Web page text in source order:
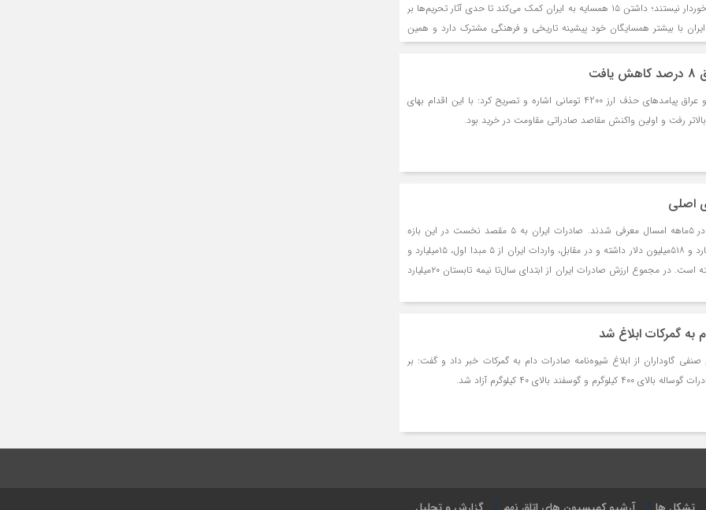
بسیاری از کشورها از آن برخوردار نیستند؛ داشتن ۱۵ همسایه به ایران کمک می‌کند تا حدی آثار تحریم‌ها بر
با بیشتر همسایگان خود پیشینه تاریخی و فرهنگی مشترک دارد و همین
را تسهیل کند. البته طبیعی است که بدون داشتن یک استراتژی مشخص
بهره‌برداری کرد. به‌طور کلی ایران برای تجارت با همسایگان با دو دسته
دبیرکل اتاق مشترک ایران و عراق پیامدهای حذف ارز 4200 تومانی اشاره و تصریح کرد: با این اقدام بهای
بالاتر رفت و اولین واکنش مقاصد صادراتی مقاومت در خرید بود.
اصلی
شرکای مهم تجاری ایران در ۵‌ماهه امسال معرفی شدند. صادرات ایران به ۵ مقصد نخست در این بازه
زمانی ارزشی معادل ۱۵‌میلیارد و ۵۱۸‌میلیون دلار داشته و در مقابل، واردات ایران از ۵ مبدا اول، ۱۵‌میلیارد و
۶۵۳‌میلیون دلار ارزش داشته است. در مجموع ارزش صادرات ایران از ابتدای سال‌تا نیمه تابستان ۲۰‌میلیارد
به گمرکات ابلاغ شد
گاوداران از ابلاغ شیوه‌نامه صادرات دام به گمرکات خبر داد و گفت: بر
گوسفند بالای ۴۰ کیلوگرم آزاد شد.